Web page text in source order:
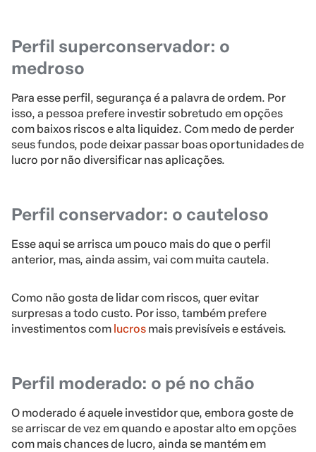
Perfil superconservador: o
medroso
Para esse perfil, segurança é a palavra de ordem. Por
isso, a pessoa prefere investir sobretudo em opções
com baixos riscos e alta liquidez. Com medo de perder
seus fundos, pode deixar passar boas oportunidades de
lucro por não diversificar nas aplicações.
Perfil conservador: o cauteloso
Esse aqui se arrisca um pouco mais do que o perfil
anterior, mas, ainda assim, vai com muita cautela.
Como não gosta de lidar com riscos, quer evitar
surpresas a todo custo. Por isso, também prefere
investimentos com lucros mais previsíveis e estáveis.
Perfil moderado: o pé no chão
O moderado é aquele investidor que, embora goste de
se arriscar de vez em quando e apostar alto em opções
com mais chances de lucro, ainda se mantém em